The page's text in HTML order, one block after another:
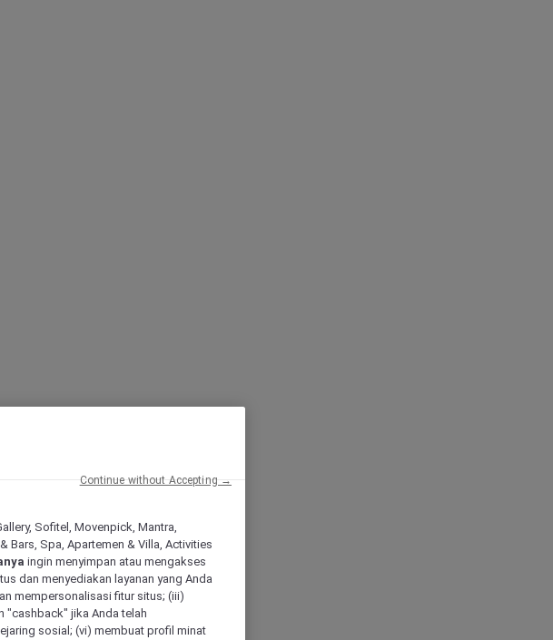
Sofitel, Movenpick, Mantra,
Bars, Spa, Apartemen & Villa, Activities
ingin menyimpan atau mengakses
dan menyediakan layanan yang Anda
mempersonalisasi fitur situs; (iii)
"cashback" jika Anda telah
sosial; (vi) membuat profil minat
Continue without Accepting →